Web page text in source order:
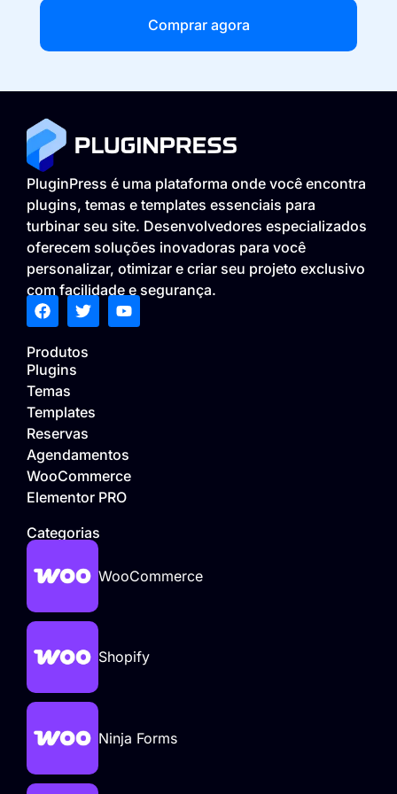
Comprar agora
PluginPress é uma plataforma onde você encontra
plugins, temas e templates essenciais para
turbinar seu site. Desenvolvedores especializados
oferecem soluções inovadoras para você
personalizar, otimizar e criar seu projeto exclusivo
com facilidade e segurança.
Produtos
Plugins
Temas
Templates
Reservas
Agendamentos
WooCommerce
Elementor PRO
Categorias
WooCommerce
Shopify
Ninja Forms